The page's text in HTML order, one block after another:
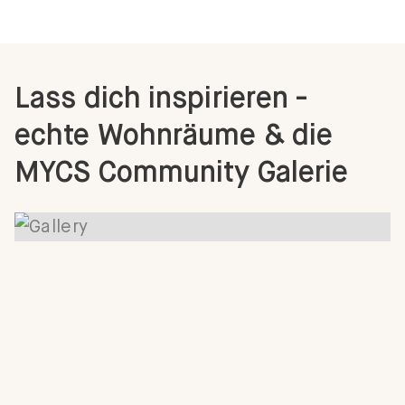
Lass dich inspirieren -
echte Wohnräume & die
MYCS Community Galerie